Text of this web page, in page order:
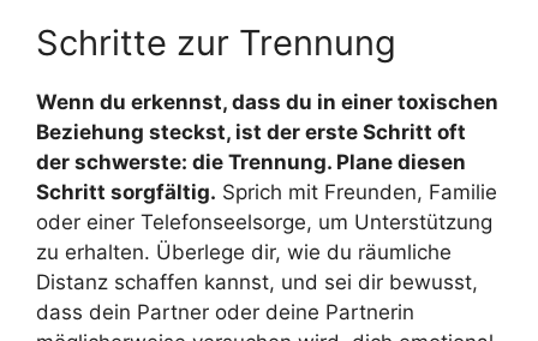
Schritte zur Trennung
Wenn du erkennst, dass du in einer toxischen
Beziehung steckst, ist der erste Schritt oft
der schwerste: die Trennung. Plane diesen
Schritt sorgfältig. Sprich mit Freunden, Familie
oder einer Telefonseelsorge, um Unterstützung
zu erhalten. Überlege dir, wie du räumliche
Distanz schaffen kannst, und sei dir bewusst,
dass dein Partner oder deine Partnerin